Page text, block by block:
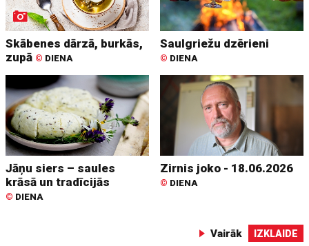
Skābenes dārzā, burkās,
zupā © DIENA
Saulgriežu dzērieni
© DIENA
Jāņu siers – saules
krāsā un tradīcijās
© DIENA
Zirnis joko - 18.06.2026
© DIENA
Vairāk IZKLAIDE